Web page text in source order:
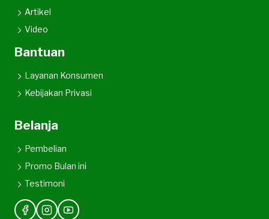
Artikel
Video
Bantuan
Layanan Konsumen
Kebijakan Privasi
Belanja
Pembelian
Promo Bulan ini
Testimoni